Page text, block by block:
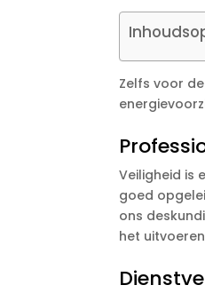
Zelfs voor
Veiligheid is
goed
ons
het